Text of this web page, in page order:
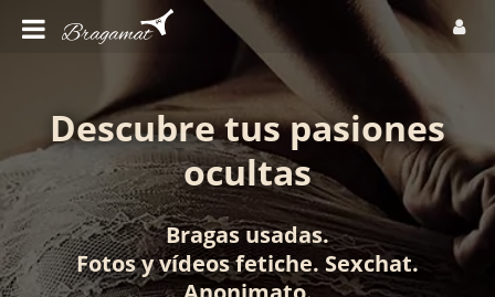
Descubre tus pasiones
ocultas
Bragas usadas.
Fotosyvídeos fetiche. Sexchat.